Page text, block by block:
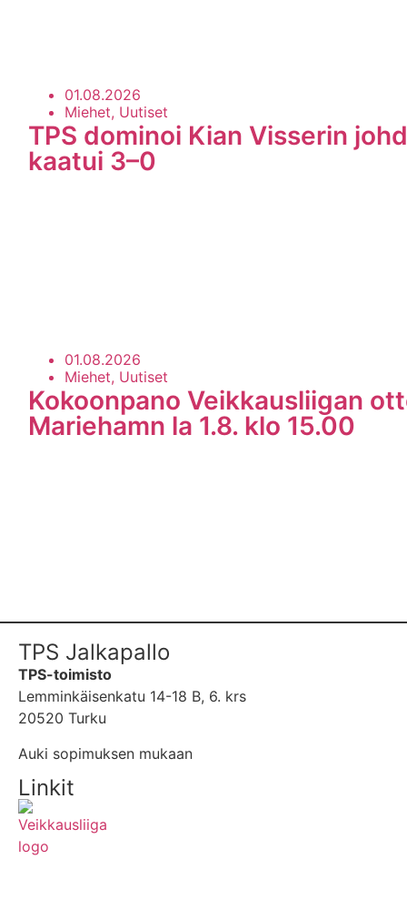
01.08.2026
Miehet, Uutiset
TPS dominoi Kian Visserin
kaatui 3–0
01.08.2026
Miehet, Uutiset
Kokoonpano Veikkausliigan
Mariehamn la 1.8. klo 15.00
TPS Jalkapallo
TPS-toimisto
Lemminkäisenkatu 14-18 B, 6. krs
20520 Turku
Auki sopimuksen mukaan
Linkit